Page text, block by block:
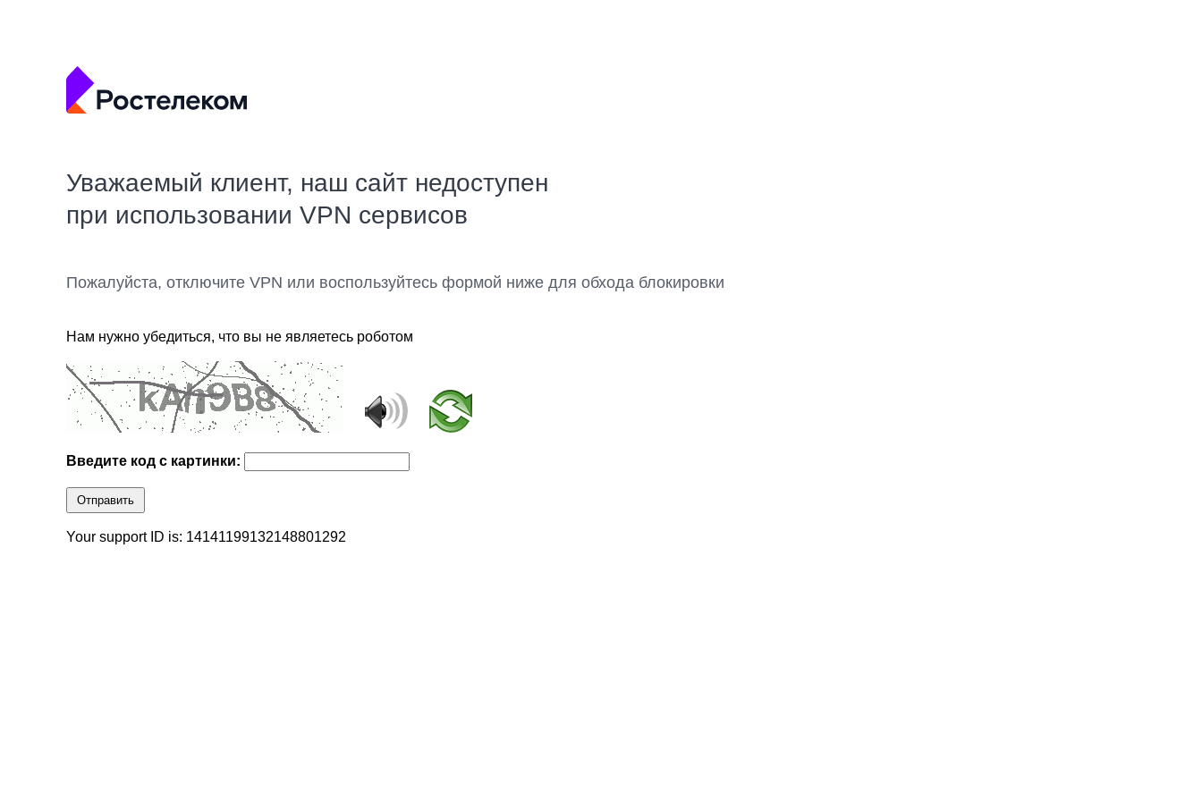
Уважаемый клиент, наш сайт недоступен
при использовании VPN сервисов
Пожалуйста, отключите VPN или воспользуйтесь формой ниже для обхода блокировки
Нам нужно убедиться, что вы не являетесь роботом
Введите код с картинки:
Отправить
Your support ID is: 14141199132148801292